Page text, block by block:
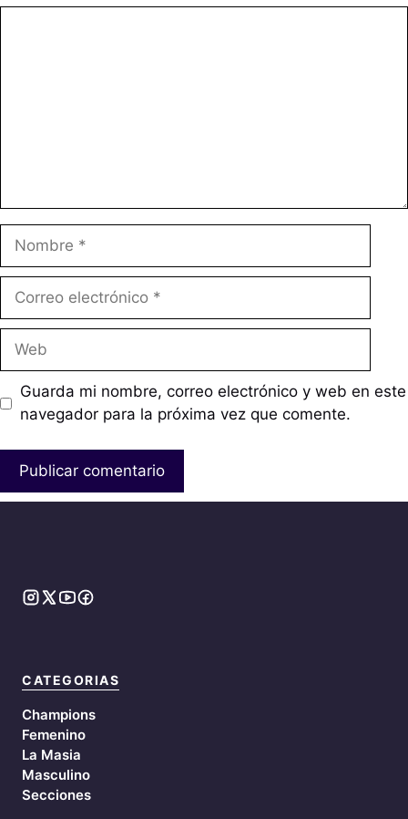
Nombre
Correo
Web
Guarda mi nombre, correo electrónico y web en este
navegador para la próxima vez que comente.
CATEGORIAS
Champions
Femenino
La Masia
Masculino
Secciones